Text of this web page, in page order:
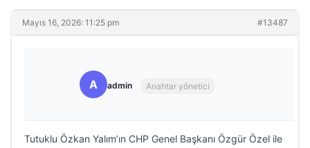
Mayıs 16, 2026: 11:25 pm #13487
A admin Anahtar yönetici
Tutuklu Özkan Yalım’ın CHP Genel Başkanı Özgür Özel ile